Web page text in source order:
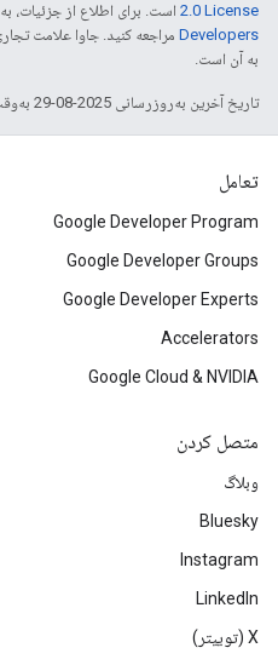
2.0 License است. برای اطلاع از جزئیات، به
Developers‏
به آن است.
تاریخ آخرین به‌روزرسانی 2025-08-29 به‌وقت ساعت هماهنگ جهانی.
تعامل
Google Developer Program
Google Developer Groups
Google Developer Experts
Accelerators
Google Cloud & NVIDIA
متصل کردن
وبلاگ
Bluesky
Instagram
LinkedIn
‫X (توییتر)